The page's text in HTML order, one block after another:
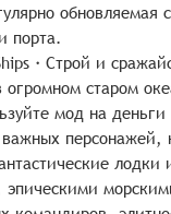
обновляемая
порта.
・Строй и
старом
мод на
персонажей,